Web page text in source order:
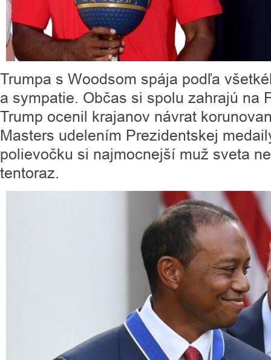
Trumpa s Woodsom spája podľa
a sympatie. Občas si spolu zahrajú na
Trump ocenil krajanov návrat
Masters udelením Prezidentskej
polievočku si najmocnejší muž sveta
tentoraz.